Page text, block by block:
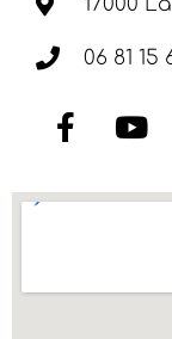
06 81 15